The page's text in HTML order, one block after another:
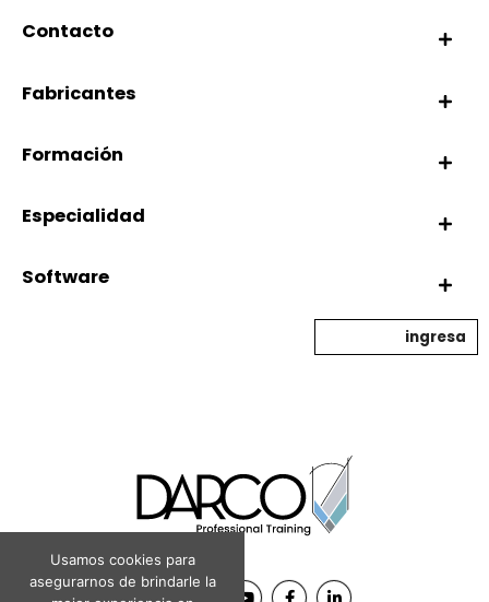
Contacto
Fabricantes
Formación
Especialidad
Software
ingresa
Usamos cookies para
asegurarnos de brindarle la